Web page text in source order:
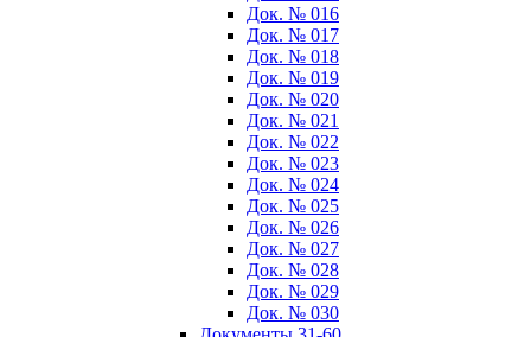
Док. № 016
Док. № 017
Док. № 018
Док. № 019
Док. № 020
Док. № 021
Док. № 022
Док. № 023
Док. № 024
Док. № 025
Док. № 026
Док. № 027
Док. № 028
Док. № 029
Док. № 030